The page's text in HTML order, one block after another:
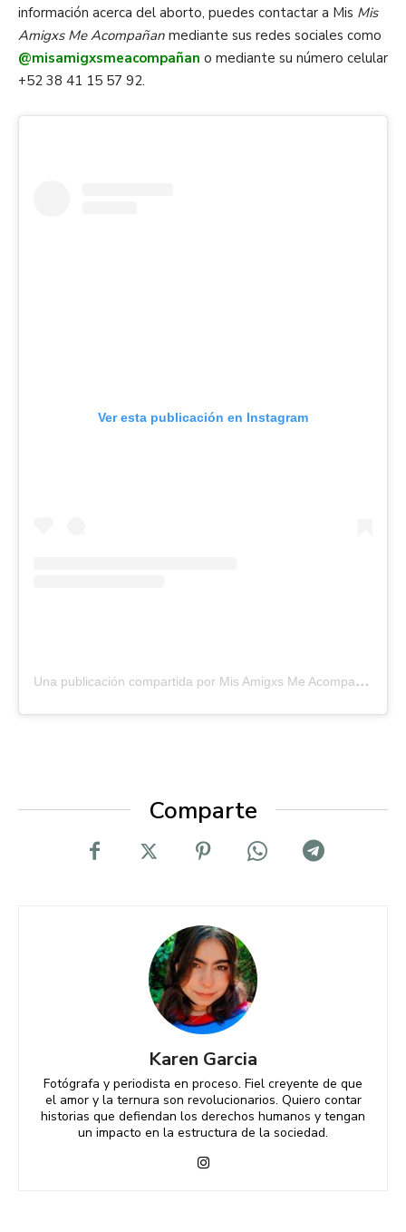
información acerca del aborto, puedes contactar a Mis Mis
Amigxs Me Acompañan mediante sus redes sociales como
@misamigxsmeacompañan o mediante su número celular
+52 38 41 15 57 92.
Ver esta publicación en Instagram
U
na publicación compartida por Mis Amigxs Me Acompañan
Comparte
Karen Garcia
Fotógrafa y periodista en proceso. Fiel creyente de que
el amor y la ternura son revolucionarios. Quiero contar
historias que defiendan los derechos humanos y tengan
un impacto en la estructura de la sociedad.